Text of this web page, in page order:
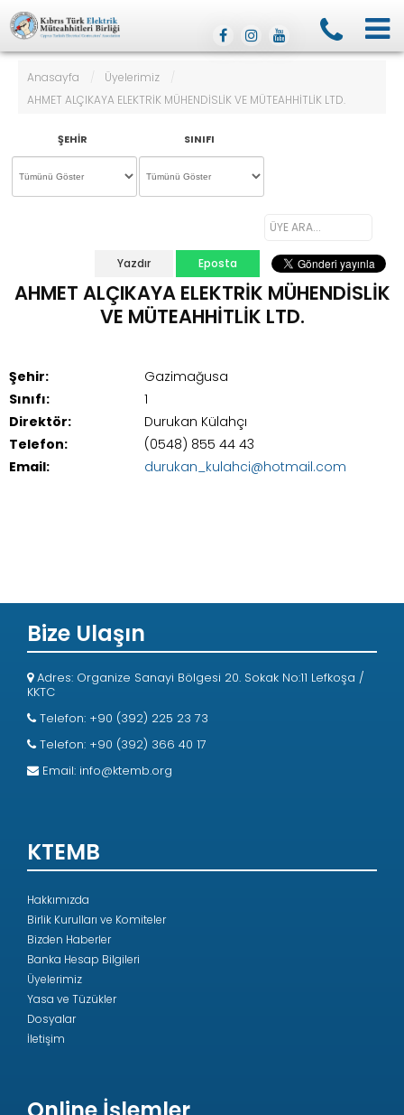
Anasayfa / Üyelerimiz
/
AHMET ALÇIKAYA ELEKTRİK MÜHENDİSLİK VE MÜTEAHHİTLİK LTD.
ŞEHIR SINIFI
Yazdır Eposta
AHMET ALÇIKAYA ELEKTRİK MÜHENDİSLİK
VE MÜTEAHHİTLİK LTD.
Şehir:
Gazimağusa
Sınıfı:
1
Direktör:
Durukan Külahçı
Telefon:
(0548) 855 44 43
Email:
durukan_kulahci@hotmail.com
Bize Ulaşın
Adres: Organize Sanayi Bölgesi 20. Sokak No:11 Lefkoşa /
KKTC
Telefon: +90 (392) 225 23 73
Telefon: +90 (392) 366 40 17
Email: info@ktemb.org
KTEMB
Hakkımızda
Birlik Kurulları ve Komiteler
Bizden Haberler
Banka Hesap Bilgileri
Üyelerimiz
Yasa ve Tüzükler
Dosyalar
İletişim